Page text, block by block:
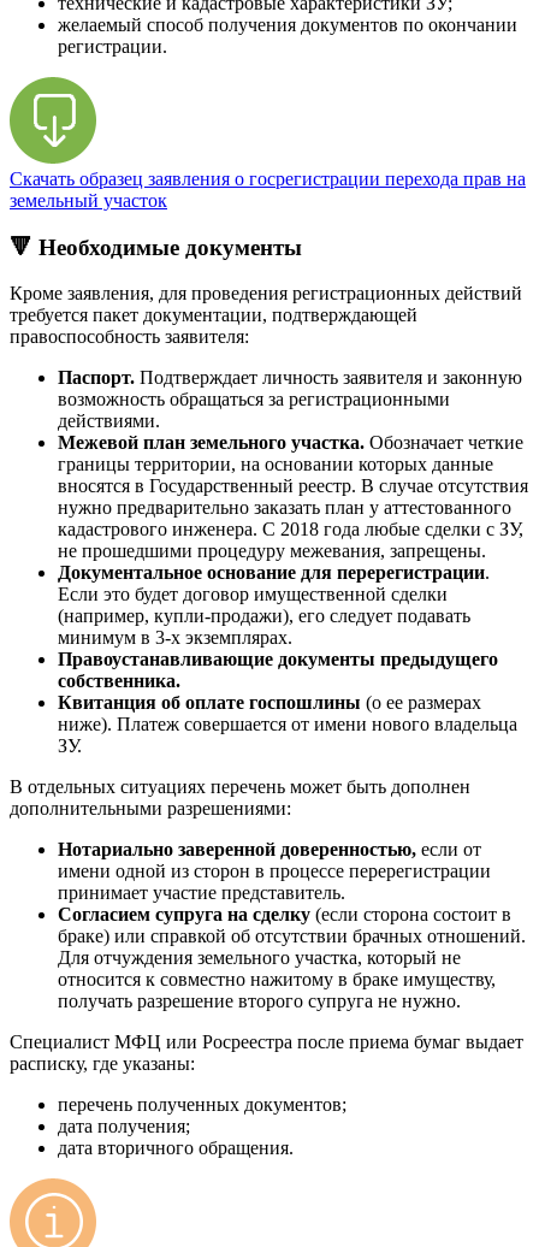
желаемый способ получения документов по окончании
регистрации.
Скачать образец заявления о госрегистрации перехода прав на
земельный участок
🔻 Необходимые документы
Кроме заявления, для проведения регистрационных действий
требуется пакет документации, подтверждающей
правоспособность заявителя:
Паспорт. Подтверждает личность заявителя и законную
возможность обращаться за регистрационными
действиями.
Межевой план земельного участка. Обозначает четкие
границы территории, на основании которых данные
вносятся в Государственный реестр. В случае отсутствия
нужно предварительно заказать план у аттестованного
кадастрового инженера. С 2018 года любые сделки с ЗУ,
не прошедшими процедуру межевания, запрещены.
Документальное основание для перерегистрации.
Если это будет договор имущественной сделки
(например, купли-продажи), его следует подавать
минимум в 3-х экземплярах.
Правоустанавливающие документы предыдущего
собственника.
Квитанция об оплате госпошлины (о ее размерах
ниже). Платеж совершается от имени нового владельца
ЗУ.
В отдельных ситуациях перечень может быть дополнен
дополнительными разрешениями:
Нотариально заверенной доверенностью, если от
имени одной из сторон в процессе перерегистрации
принимает участие представитель.
Согласием супруга на сделку (если сторона состоит в
браке) или справкой об отсутствии брачных отношений.
Для отчуждения земельного участка, который не
относится к совместно нажитому в браке имуществу,
получать разрешение второго супруга не нужно.
Специалист МФЦ или Росреестра после приема бумаг выдает
расписку, где указаны:
перечень полученных документов;
дата получения;
дата вторичного обращения.